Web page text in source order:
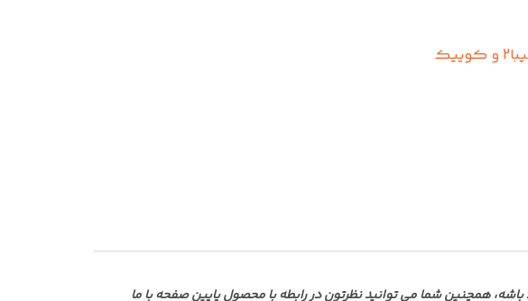
همچنین شما می توانید نظرتون در رابطه با محصول پایین صفحه با ما